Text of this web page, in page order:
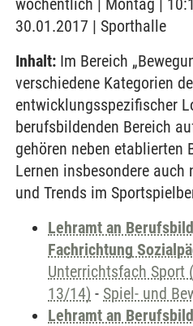
wöchentlich | Montag |
30.01.2017 | Sporthalle
Inhalt: Im Bereich
verschiedene Kategorien
entwicklungsspezifischer
berufsbildenden Bereich
gehören neben etablierten
Lernen insbesondere auch
und Trends im
Lehramt an
Fachrichtung
Unterrichtsfach Sport
13/14) - Spiel- und
Lehramt an